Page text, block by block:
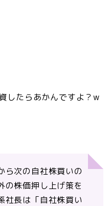
したらあかんですよ？w
ら次の自社株買いの
の株価押し上げ策を
社長は「自社株買い